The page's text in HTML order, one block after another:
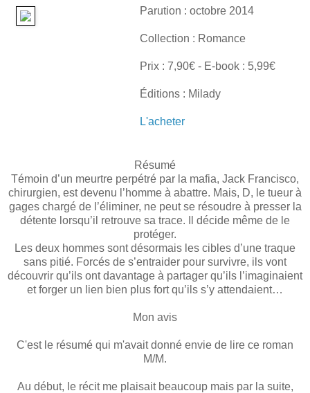
Parution : octobre 2014
Collection : Romance
Prix : 7,90€ - E-book : 5,99€
Éditions : Milady
L'acheter
Résumé
Témoin d’un meurtre perpétré par la mafia, Jack Francisco,
chirurgien, est devenu l’homme à abattre. Mais, D, le tueur à
gages chargé de l’éliminer, ne peut se résoudre à presser la
détente lorsqu’il retrouve sa trace. Il décide même de le
protéger.
Les deux hommes sont désormais les cibles d’une traque
sans pitié. Forcés de s’entraider pour survivre, ils vont
découvrir qu’ils ont davantage à partager qu’ils l’imaginaient
et forger un lien bien plus fort qu’ils s’y attendaient…
Mon avis
C'est le résumé qui m'avait donné envie de lire ce roman
M/M.
Au début, le récit me plaisait beaucoup mais par la suite,